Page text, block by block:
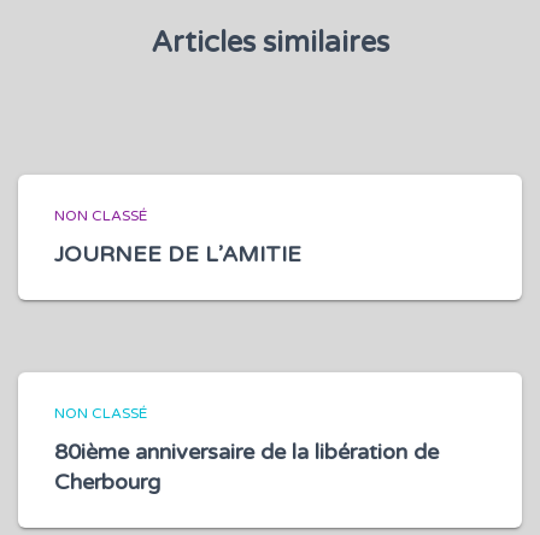
Articles similaires
NON CLASSÉ
JOURNEE DE L’AMITIE
NON CLASSÉ
80ième anniversaire de la libération de
Cherbourg